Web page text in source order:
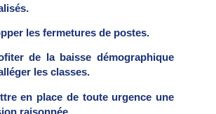
les fermetures de postes.
de la baisse démographique
les classes.
en place de toute urgence une
raisonnée.